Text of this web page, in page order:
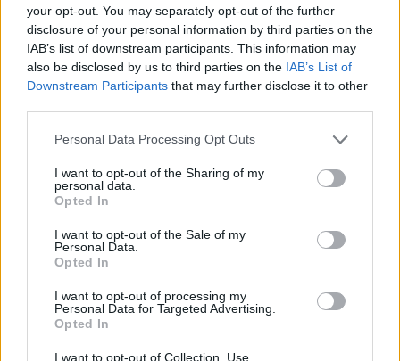
your opt-out. You may separately opt-out of the further
disclosure of your personal information by third parties on the
IAB’s list of downstream participants. This information may
also be disclosed by us to third parties on the IAB’s List of
Downstream Participants that may further disclose it to other
Personal Data Processing Opt Outs
I want to opt-out of the Sharing of my
personal data.
Opted In
I want to opt-out of the Sale of my
Personal Data.
Opted In
I want to opt-out of processing my
Personal Data for Targeted Advertising.
Opted In
I want to opt-out of Collection, Use,
Cinco projetos de Cascais finalistas em iniciativa europeia
EMEC celebra a conclusão de mais um Curso de
Educação e Formação de Adultos na Escola de Tecnologia
e Gestão de Barcelos
para reabilitar o bairro mais antigo do Porto
comunidades açorianas da América do Norte
COMENTÁRIOS RECENTES